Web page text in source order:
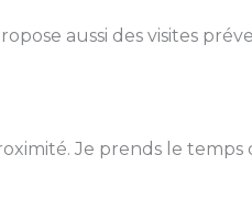
aussi des visites
Je prends le temps